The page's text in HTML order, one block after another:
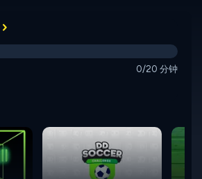
0/20 分钟